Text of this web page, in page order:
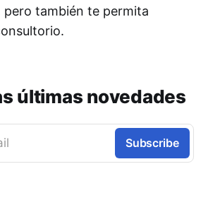
también te permita
últimas novedades
Subscribe